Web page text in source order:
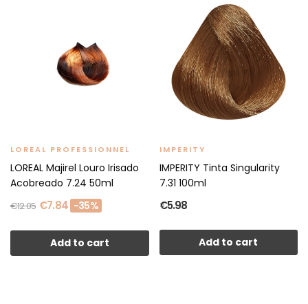
LOREAL PROFESSIONNEL
LOREAL Majirel Louro Irisado
Acobreado 7.24 50ml
€12.05 €7.84 -35%
Add to cart
IMPERITY
IMPERITY Tinta Singularity
7.31 100ml
€5.98
Add to cart